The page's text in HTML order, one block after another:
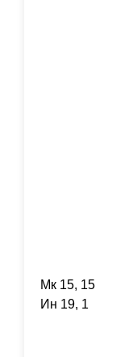
Мк 15, 15
Ин 19, 1